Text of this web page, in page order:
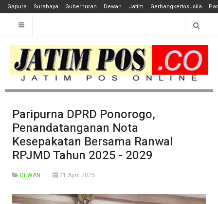
Gapura Surabaya Gubernuran Dewan Jatim Gerbangkertosusila
Paripurna DPRD Ponorogo,
Penandatanganan Nota
Kesepakatan Bersama Ranwal
RPJMD Tahun 2025 - 2029
DEWAN 21 April 2025